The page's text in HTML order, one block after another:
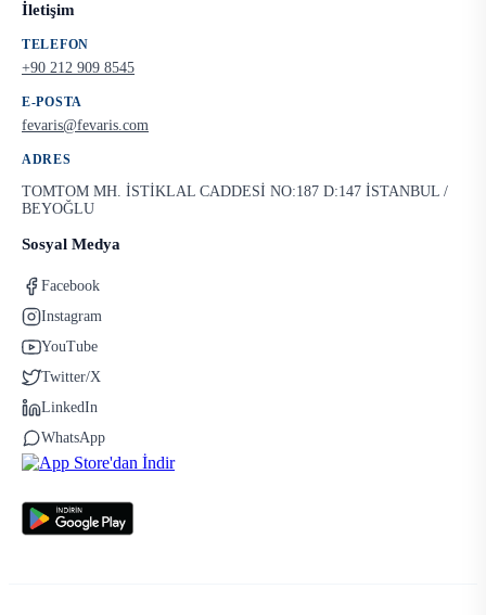
İletişim
TELEFON
+90 212 909 8545
E-POSTA
fevaris@fevaris.com
ADRES
TOMTOM MH. İSTİKLAL CADDESİ NO:187 D:147 İSTANBUL /
BEYOĞLU
Sosyal Medya
Facebook
Instagram
YouTube
Twitter/X
LinkedIn
WhatsApp